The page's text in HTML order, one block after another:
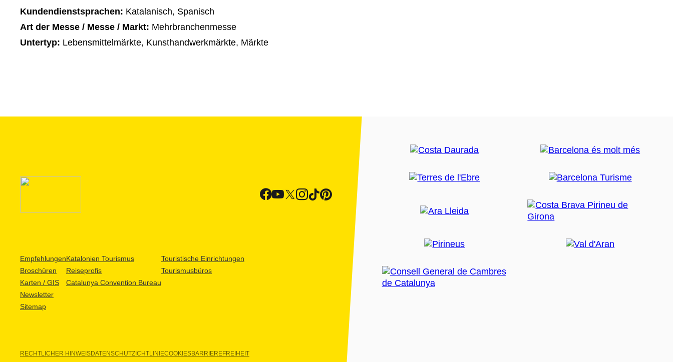
Kundendienstsprachen: Katalanisch, Spanisch
Art der Messe / Messe / Markt: Mehrbranchenmesse
Untertyp: Lebensmittelmärkte, Kunsthandwerkmärkte, Märkte
Empfehlungen
Broschüren
Karten / GIS
Newsletter
Sitemap
Katalonien Tourismus
Reiseprofis
Catalunya Convention Bureau
Touristische Einrichtungen
Tourismusbüros
RECHTLICHER HINWEISDATENSCHUTZICHTLINIECOOKIESBARRIEREFREIHEIT